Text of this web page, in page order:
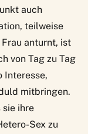
auch
teilweise
Frau anturnt, ist
von Tag zu Tag
Interesse,
mitbringen.
sie ihre
Sex zu